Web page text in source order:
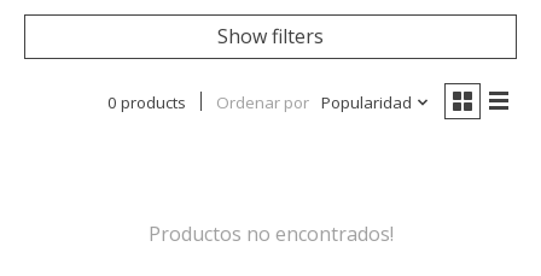
Show filters
0 products Ordenar por Popularidad
Productos no encontrados!